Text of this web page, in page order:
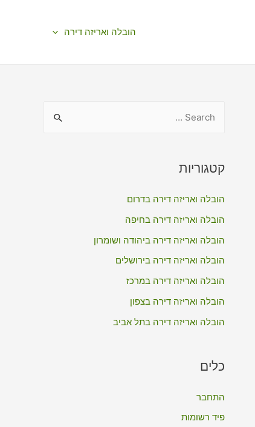
הובלה ואריזה דירה
r
h
f
o
קטגוריות
הובלה ואריזה דירה בדרום
הובלה ואריזה דירה בחיפה
הובלה ואריזה דירה ביהודה ושומרון
הובלה ואריזה דירה בירושלים
הובלה ואריזה דירה במרכז
הובלה ואריזה דירה בצפון
הובלה ואריזה דירה בתל אביב
כלים
התחבר
פיד רשומות